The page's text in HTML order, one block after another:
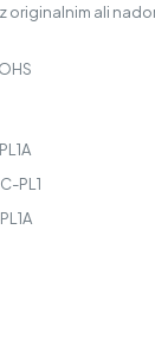
originalnim ali
PL1